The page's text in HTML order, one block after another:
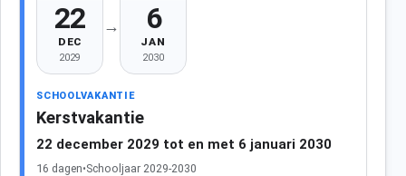
22
DEC
2029
→ 6
JAN
2030
SCHOOLVAKANTIE
Kerstvakantie
22 december 2029 tot en met 6 januari 2030
16 dagen•Schooljaar 2029-2030